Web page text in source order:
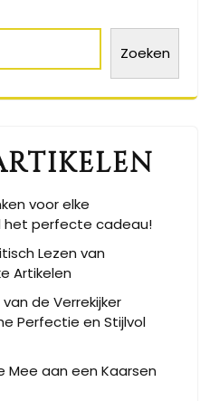
Zoeken
voor elke
het perfecte cadeau!
Lezen van
Artikelen
de Verrekijker
Perfectie en Stijlvol
Mee aan een Kaarsen